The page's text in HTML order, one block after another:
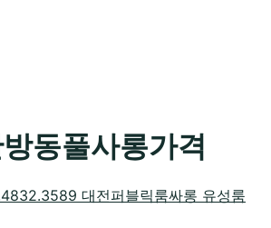
동풀사롱가격